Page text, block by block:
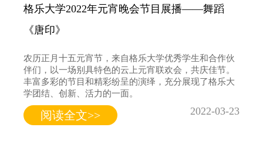
格乐大学2022年元宵晚会节目展播——舞蹈
《唐印》
农历正月十五元宵节，来自格乐大学优秀学生和合作伙
伴们，以一场别具特色的云上元宵联欢会，共庆佳节。
丰富多彩的节目和精彩纷呈的演绎，充分展现了格乐大
学团结、创新、活力的一面。
阅读全文>> 2022-03-23